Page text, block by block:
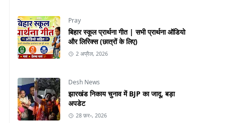
Pray
बिहार स्कूल प्रार्थना गीत | सभी प्रार्थना ऑडियो
और लिरिक्स (छात्रों के लिए)
2 अप्रैल, 2026
Desh News
झारखंड निकाय चुनाव में BJP का जादू, बड़ा
अपडेट
28 फ़र॰, 2026